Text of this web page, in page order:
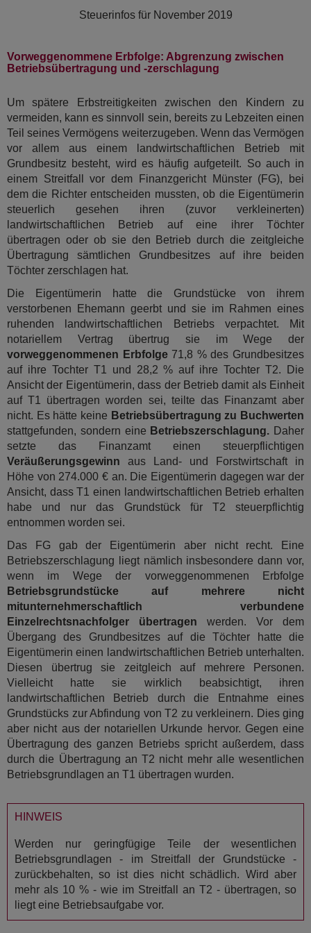
Steuerinfos für November 2019
Vorweggenommene Erbfolge: Abgrenzung zwischen
Betriebsübertragung und -zerschlagung
Um spätere Erbstreitigkeiten zwischen den Kindern zu
vermeiden, kann es sinnvoll sein, bereits zu Lebzeiten einen
Teil seines Vermögens weiterzugeben. Wenn das Vermögen
vor allem aus einem landwirtschaftlichen Betrieb mit
Grundbesitz besteht, wird es häufig aufgeteilt. So auch in
einem Streitfall vor dem Finanzgericht Münster (FG), bei
dem die Richter entscheiden mussten, ob die Eigentümerin
steuerlich gesehen ihren (zuvor verkleinerten)
landwirtschaftlichen Betrieb auf eine ihrer Töchter
übertragen oder ob sie den Betrieb durch die zeitgleiche
Übertragung sämtlichen Grundbesitzes auf ihre beiden
Töchter zerschlagen hat.
Die Eigentümerin hatte die Grundstücke von ihrem
verstorbenen Ehemann geerbt und sie im Rahmen eines
ruhenden landwirtschaftlichen Betriebs verpachtet. Mit
notariellem Vertrag übertrug sie im Wege der
vorweggenommenen Erbfolge71,8 % des Grundbesitzes
auf ihre Tochter T1 und 28,2 % auf ihre Tochter T2. Die
Ansicht der Eigentümerin, dass der Betrieb damit als Einheit
auf T1 übertragen worden sei, teilte das Finanzamt aber
nicht. Es hätte keine Betriebsübertragung zu Buchwerten
stattgefunden, sondern eine Betriebszerschlagung. Daher
setzte das Finanzamt einen steuerpflichtigen
Veräußerungsgewinn aus Land- und Forstwirtschaft in
Höhe von 274.000 € an. Die Eigentümerin dagegen war der
Ansicht, dass T1 einen landwirtschaftlichen Betrieb erhalten
habe und nur das Grundstück für T2 steuerpflichtig
entnommen worden sei.
Das FG gab der Eigentümerin aber nicht recht. Eine
Betriebszerschlagung liegt nämlich insbesondere dann vor,
wenn im Wege der vorweggenommenen Erbfolge
Betriebsgrundstücke auf mehrere nicht
mitunternehmerschaftlich verbundene
Einzelrechtsnachfolger übertragen werden. Vor dem
Übergang des Grundbesitzes auf die Töchter hatte die
Eigentümerin einen landwirtschaftlichen Betrieb unterhalten.
Diesen übertrug sie zeitgleich auf mehrere Personen.
Vielleicht hatte sie wirklich beabsichtigt, ihren
landwirtschaftlichen Betrieb durch die Entnahme eines
Grundstücks zur Abfindung von T2 zu verkleinern. Dies ging
aber nicht aus der notariellen Urkunde hervor. Gegen eine
Übertragung des ganzen Betriebs spricht außerdem, dass
durch die Übertragung an T2 nicht mehr alle wesentlichen
Betriebsgrundlagen an T1 übertragen wurden.
HINWEIS
Werden nur geringfügige Teile der wesentlichen
Betriebsgrundlagen - im Streitfall der Grundstücke -
zurückbehalten, so ist dies nicht schädlich. Wird aber
mehr als 10 % - wie im Streitfall an T2 - übertragen, so
liegt eine Betriebsaufgabe vor.